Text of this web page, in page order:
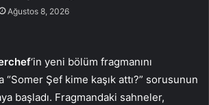
Ağustos 8, 2026
‘in yeni bölüm fragmanını
Şef kime kaşık attı?” sorusunun
başladı. Fragmandaki sahneler,